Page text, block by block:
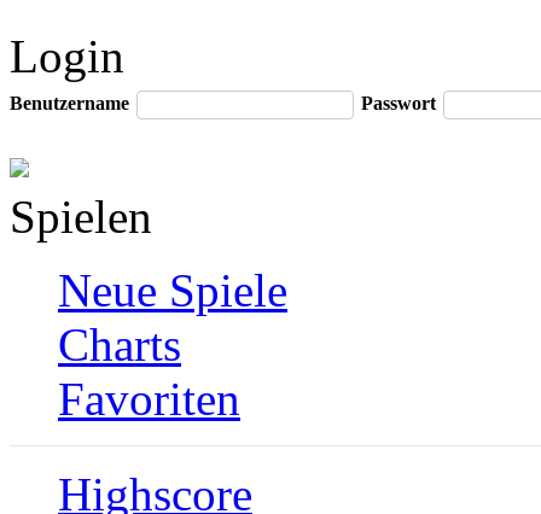
Login
Benutzername Passwort
Spielen
Neue Spiele
Charts
Favoriten
Highscore